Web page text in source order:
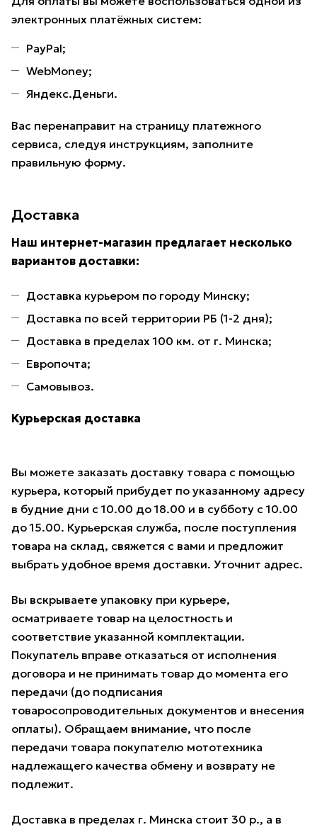
электронных платёжных систем:
PayPal;
WebMoney;
Яндекс.Деньги.
Вас перенаправит на страницу платежного
сервиса, следуя инструкциям, заполните
правильную форму.
Доставка
Наш интернет-магазин предлагает несколько
вариантов доставки:
Доставка курьером по городу Минску;
Доставка по всей территории РБ (1-2 дня);
Доставка в пределах 100 км. от г. Минска;
Европочта;
Самовывоз.
Курьерская доставка
Вы можете заказать доставку товара с помощью
курьера, который прибудет по указанному адресу
в будние дни с 10.00 до 18.00 и в субботу с 10.00
до 15.00. Курьерская служба, после поступления
товара на склад, свяжется с вами и предложит
выбрать удобное время доставки. Уточнит адрес.
Вы вскрываете упаковку при курьере,
осматриваете товар на целостность и
соответствие указанной комплектации.
Покупатель вправе отказаться от исполнения
договора и не принимать товар до момента его
передачи (до подписания
товаросопроводительных документов и внесения
оплаты). Обращаем внимание, что после
передачи товара покупателю мототехника
надлежащего качества обмену и возврату не
подлежит.
Доставка в пределах г. Минска стоит 30 р., а в